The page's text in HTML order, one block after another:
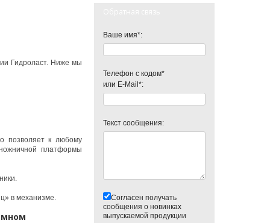
Гидроласт. Ниже мы
позволяет к любому
платформы
в механизме.
Ваше имя*:
Телефон с кодом*
или E-Mail*:
Текст сообщения:
Согласен получать
сообщения о новинках
выпускаемой продукции